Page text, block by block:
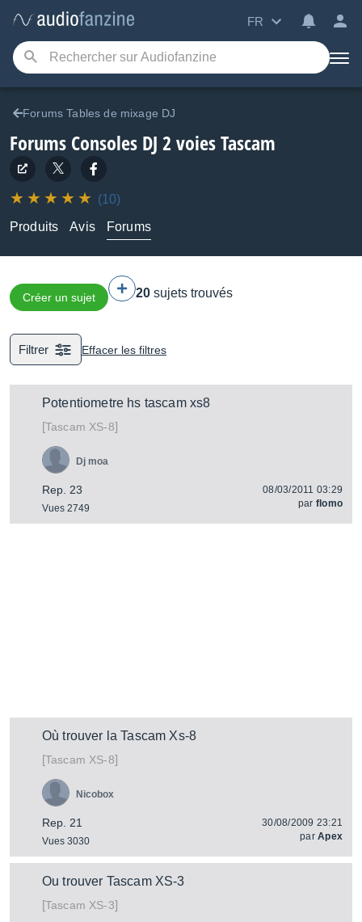
FR
Forums Tables de mixage DJ
Forums Consoles DJ 2 voies Tascam
(10)
Produits
Avis Forums
Créer un sujet 20 sujets trouvés
Filtrer Effacer les filtres
Potentiometre hs tascam xs8
[Tascam XS-8]
Rep. 23
Vues 2749
Dj moa
08/03/2011 03:29
par flomo
Où trouver la Tascam Xs-8
[Tascam XS-8]
Rep. 21
Vues 3030
Nicobox
30/08/2009 23:21
parApex
Ou trouver Tascam XS-3
[Tascam XS-3]